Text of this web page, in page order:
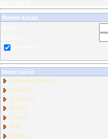
Форма входа
Меню сайта
Главная страница
Новости
О Спорте
Файлы
Статьи
Блог
Форум